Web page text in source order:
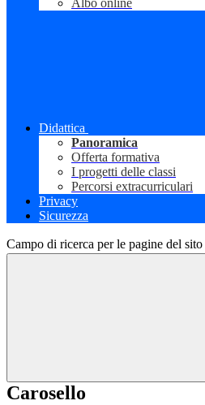
Albo online
Didattica
Panoramica
Offerta formativa
I progetti delle classi
Percorsi extracurriculari
Privacy
Sicurezza
Campo di ricerca per le pagine del sito
Carosello